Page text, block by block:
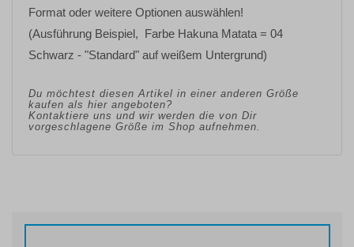
Format oder weitere Optionen auswählen!
(Ausführung Beispiel, Farbe Hakuna Matata = 04
Schwarz - "Standard" auf weißem Untergrund)
Du möchtest diesen Artikel in einer anderen Größe
kaufen als hier angeboten?
Kontaktiere uns und wir werden die von Dir
vorgeschlagene Größe im Shop aufnehmen.